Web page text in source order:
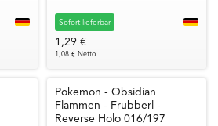
Sofort lieferbar
1,29 €
1,08 € Netto
Pokemon - Obsidian
Flammen - Frubberl -
Reverse Holo 016/197